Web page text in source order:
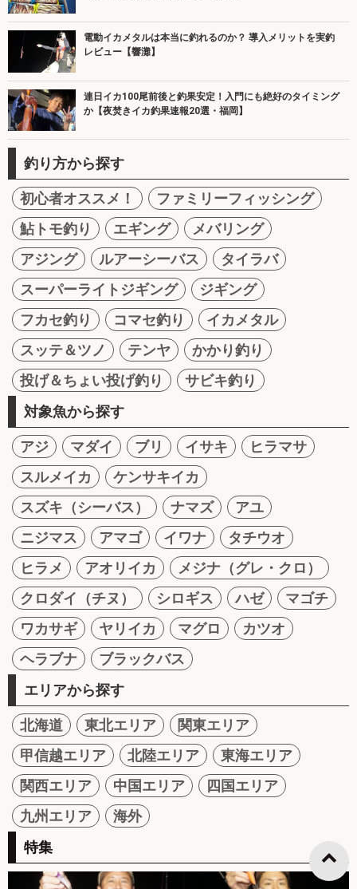
電動イカメタルは本当に釣れるのか？ 導入メリットを実釣
レビュー【響灘】
連日イカ100尾前後と釣果安定！入門にも絶好のタイミング
か【夜焚きイカ釣果速報20選・福岡】
釣り方から探す
初心者オススメ！
ファミリーフィッシング
鮎トモ釣り
エギング
メバリング
アジング
ルアーシーバス
タイラバ
スーパーライトジギング
ジギング
フカセ釣り
コマセ釣り
イカメタル
スッテ＆ツノ
テンヤ
かかり釣り
投げ＆ちょい投げ釣り
サビキ釣り
対象魚から探す
アジ マダイ ブリ イサキ
ヒラマサ
スルメイカ
ケンサキイカ
スズキ（シーバス）
ナマズ
アユ
ニジマス
アマゴ イワナ
タチウオ
ヒラメ
アオリイカ
メジナ（グレ・クロ）
クロダイ（チヌ）
シロギス ハゼ
マゴチ
ワカサギ
ヤリイカ マグロ
カツオ
ヘラブナ
ブラックバス
エリアから探す
北海道 東北エリア
関東エリア
甲信越エリア
北陸エリア
東海エリア
関西エリア
中国エリア
四国エリア
九州エリア
海外
特集